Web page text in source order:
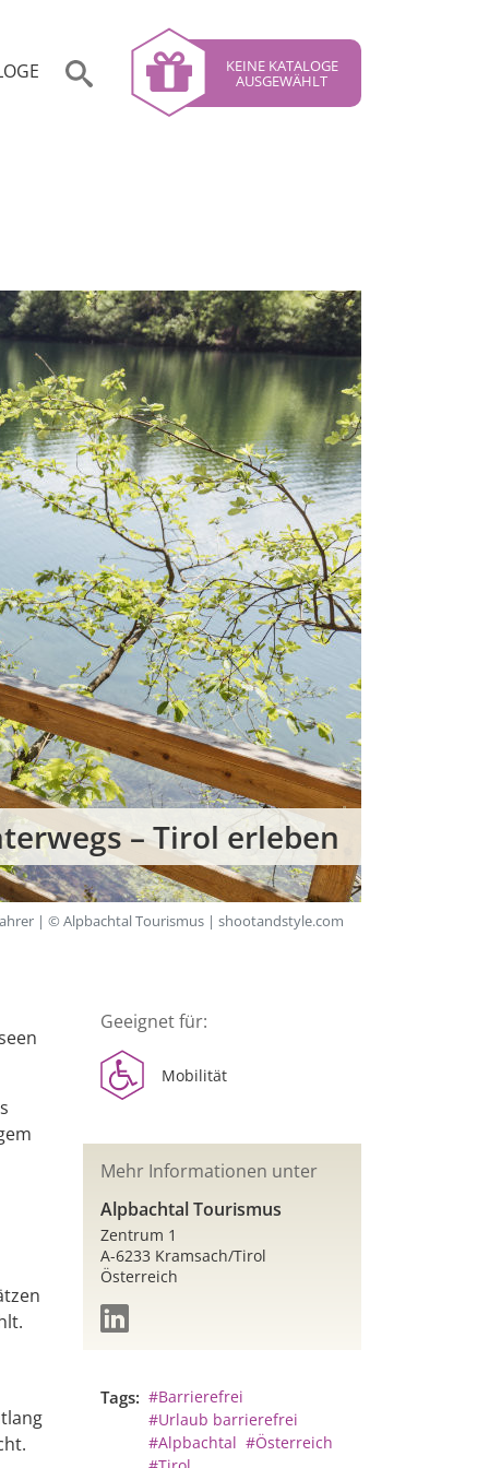
KEINE KATALOGE
AUSGEWÄHLT
– Tirol erleben
| © Alpbachtal Tourismus | shootandstyle.com
Geeignet für:
Mobilität
Mehr Informationen unter
Alpbachtal Tourismus
Zentrum 1
A-6233 Kramsach/Tirol
Österreich
Tags: #Barrierefrei
#Urlaub barrierefrei
#Alpbachtal #Österreich